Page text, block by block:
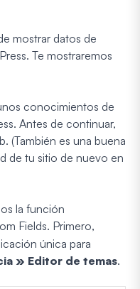
mostrar datos de
Te mostraremos
conocimientos de
Antes de continuar,
(También es una buena
de tu sitio de nuevo en
la función
Fields. Primero,
única para
» Editor de temas.